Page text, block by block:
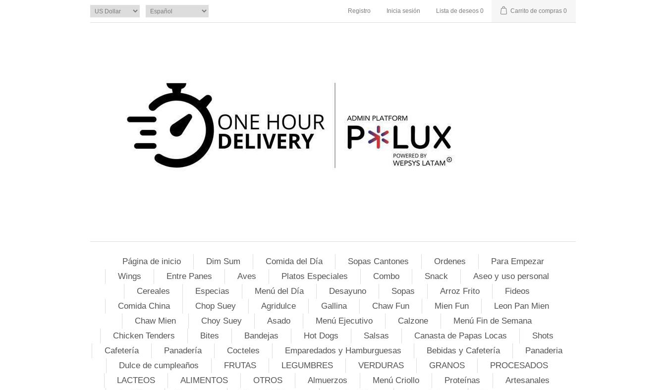
Registro Inicia sesión Lista de deseos 0 Carrito de compras 0
Página de inicio Dim Sum Comida del Día Sopas Cantones Ordenes
Para Empezar
Wings
Entre Panes Aves Platos Especiales Combo Snack
Aseo y uso personal
Cereales
Especias Menú del Día Desayuno Sopas Arroz Frito
Fideos
Comida China
Chop Suey Agridulce Gallina Chaw Fun Mien Fun
Leon Pan Mien
Chaw Mien
Choy Suey Asado Menú Ejecutivo Calzone
Menú Fin de Semana
Chicken Tenders
Bites Bandejas Hot Dogs Salsas Canasta de Papas Locas
Shots
Cafetería
Panadería Cocteles Emparedados y Hamburguesas Bebidas y Cafetería
Panaderia
Dulce de cumpleaños
FRUTAS LEGUMBRES VERDURAS GRANOS
PROCESADOS
LACTEOS
ALIMENTOS OTROS Almuerzos Menú Criollo Proteínas
Artesanales